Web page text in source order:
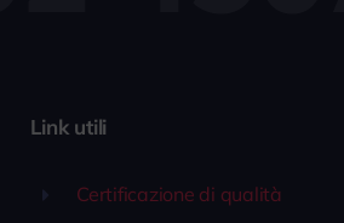
Link utili
Certificazione di qualità